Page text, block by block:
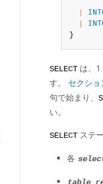
}
SELECT は、1
す。 セクショ
句で始まり、
い。
SELECT ステ
各